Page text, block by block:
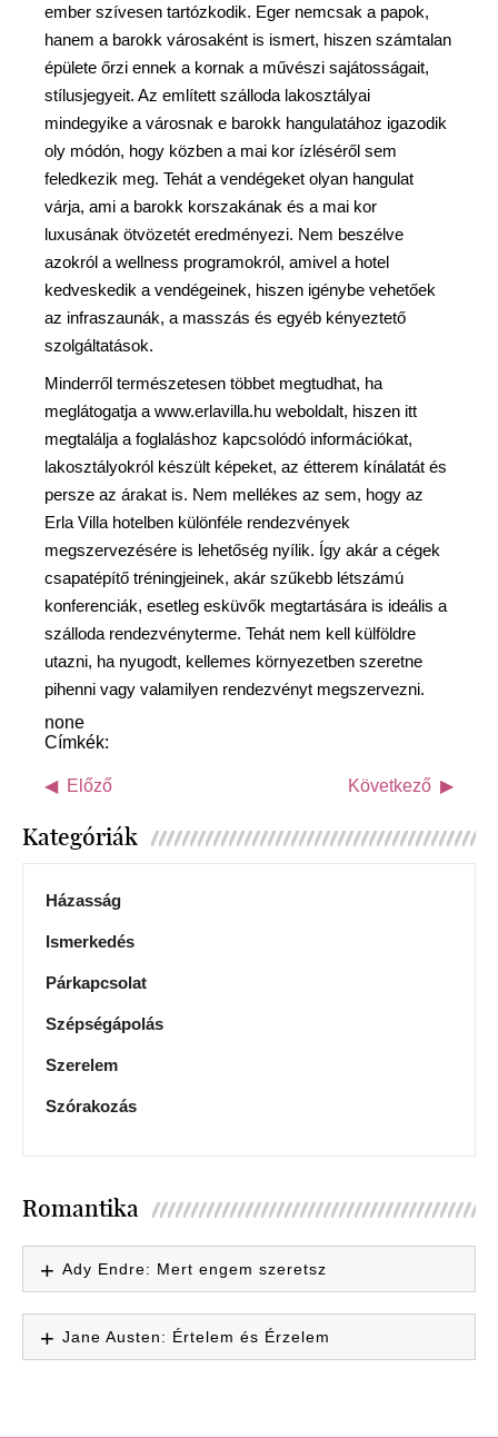
ember szívesen tartózkodik. Eger nemcsak a papok,
hanem a barokk városaként is ismert, hiszen számtalan
épülete őrzi ennek a kornak a művészi sajátosságait,
stílusjegyeit. Az említett szálloda lakosztályai
mindegyike a városnak e barokk hangulatához igazodik
oly módón, hogy közben a mai kor ízléséről sem
feledkezik meg. Tehát a vendégeket olyan hangulat
várja, ami a barokk korszakának és a mai kor
luxusának ötvözetét eredményezi. Nem beszélve
azokról a wellness programokról, amivel a hotel
kedveskedik a vendégeinek, hiszen igénybe vehetőek
az infraszaunák, a masszás és egyéb kényeztető
szolgáltatások.
Minderről természetesen többet megtudhat, ha
meglátogatja a www.erlavilla.hu weboldalt, hiszen itt
megtalálja a foglaláshoz kapcsolódó információkat,
lakosztályokról készült képeket, az étterem kínálatát és
persze az árakat is. Nem mellékes az sem, hogy az
Erla Villa hotelben különféle rendezvények
megszervezésére is lehetőség nyílik. Így akár a cégek
csapatépítő tréningjeinek, akár szűkebb létszámú
konferenciák, esetleg esküvők megtartására is ideális a
szálloda rendezvényterme. Tehát nem kell külföldre
utazni, ha nyugodt, kellemes környezetben szeretne
pihenni vagy valamilyen rendezvényt megszervezni.
none
Címkék:
Előző Következő
Kategóriák
Házasság
Ismerkedés
Párkapcsolat
Szépségápolás
Szerelem
Szórakozás
Romantika
Ady Endre: Mert engem szeretsz
Jane Austen: Értelem és Érzelem